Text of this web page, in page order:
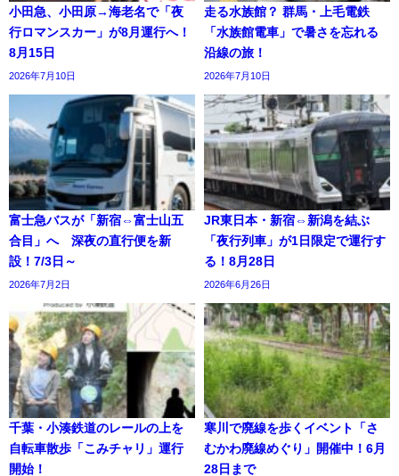
小田急、小田原→海老名で「夜
行ロマンスカー」が8月運行へ！
8月15日
2026年7月10日
走る水族館？ 群馬・上毛電鉄
「水族館電車」で暑さを忘れる
沿線の旅！
2026年7月10日
富士急バスが「新宿⇔富士山五
合目」へ 深夜の直行便を新
設！7/3日～
2026年7月2日
JR東日本・新宿⇔新潟を結ぶ
「夜行列車」が1日限定で運行す
る！8月28日
2026年6月26日
千葉・小湊鉄道のレールの上を
自転車散歩「こみチャリ」運行
開始！
寒川で廃線を歩くイベント「さ
むかわ廃線めぐり」開催中！6月
28日まで